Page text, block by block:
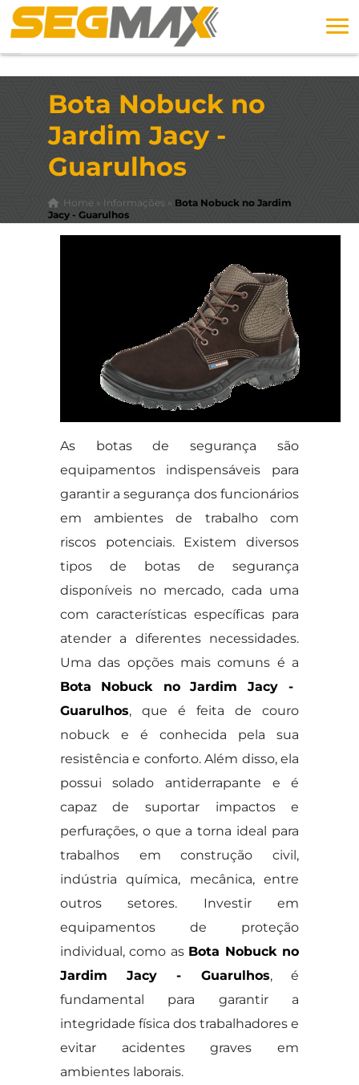
Bota Nobuck no
Jardim Jacy -
Guarulhos
Home» Informações » Bota Nobuck no Jardim
Jacy - Guarulhos
As botas de segurança são
equipamentos indispensáveis para
garantir a segurança dos funcionários
em ambientes de trabalho com
riscos potenciais. Existem diversos
tipos de botas de segurança
disponíveis no mercado, cada uma
com características específicas para
atender a diferentes necessidades.
Uma das opções mais comuns é a
Bota Nobuck no Jardim Jacy -
Guarulhos, que é feita de couro
nobuck e é conhecida pela sua
resistência e conforto. Além disso, ela
possui solado antiderrapante e é
capaz de suportar impactos e
perfurações, o que a torna ideal para
trabalhos em construção civil,
indústria química, mecânica, entre
outros setores. Investir em
equipamentos de proteção
individual, como as Bota Nobuck no
Jardim Jacy - Guarulhos, é
fundamental para garantir a
integridade física dos trabalhadores e
evitar acidentes graves em
ambientes laborais.